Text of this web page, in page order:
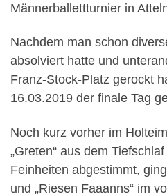
Männerballettturnier in
Nachdem man schon
absolviert hatte und
Franz-Stock-Platz gerockt
16.03.2019 der finale Tag
Noch kurz vorher im
„Greten“ aus dem
Feinheiten abgestimmt,
und „Riesen Faaanns“ im